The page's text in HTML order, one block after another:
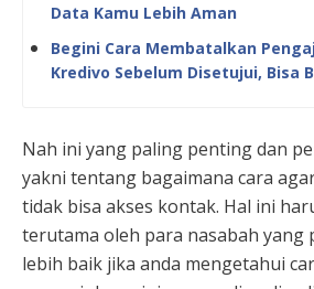
Data Kamu Lebih Aman
Begini Cara Membatalkan
Kredivo Sebelum Disetujui, Bisa
Nah ini yang paling penting dan
yakni tentang bagaimana cara
tidak bisa akses kontak. Hal ini
terutama oleh para nasabah yang
lebih baik jika anda mengetahui